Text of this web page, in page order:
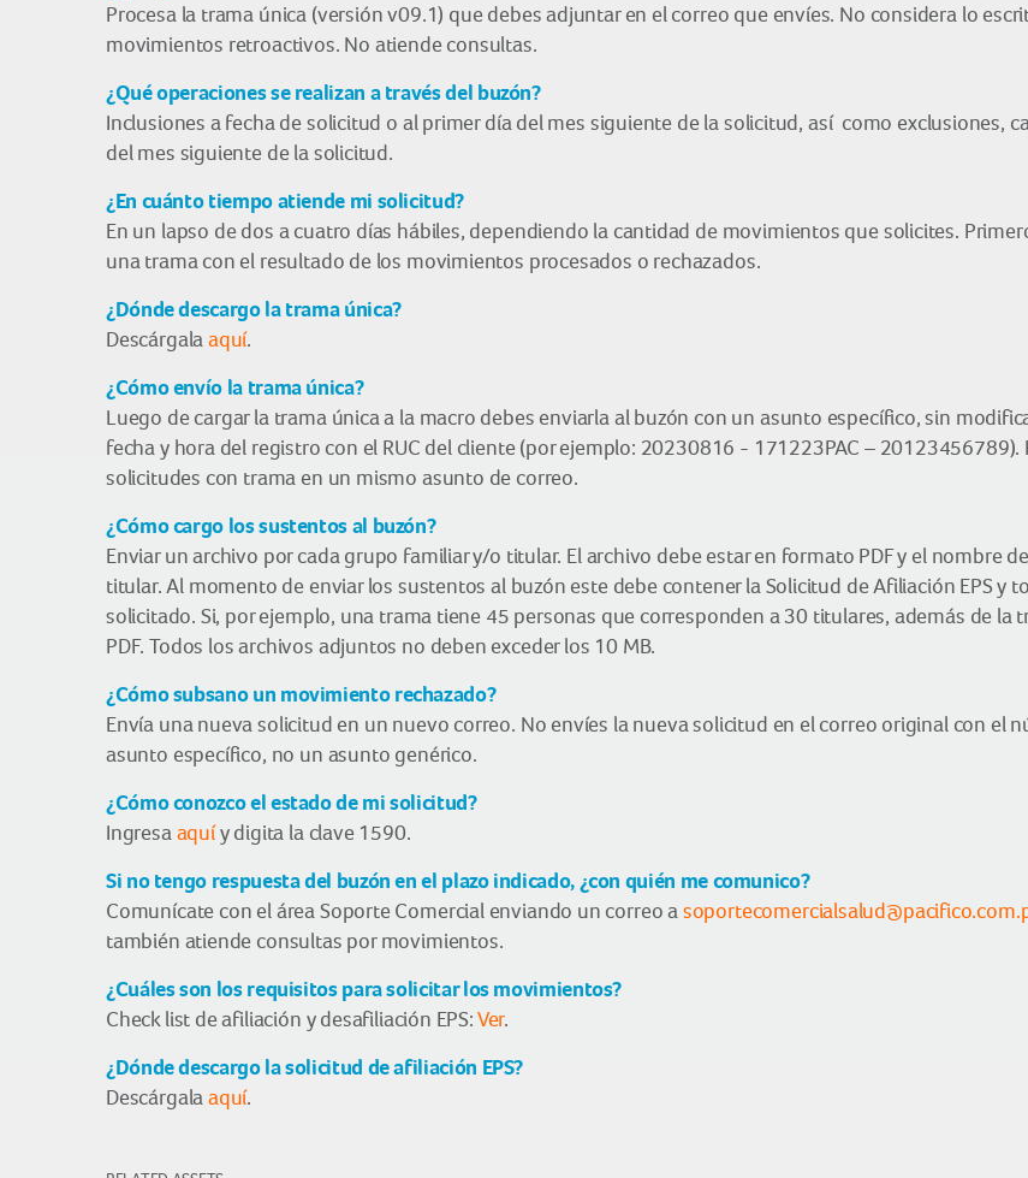
Procesa la trama única (versión v09.1) que debes adjuntar en el correo que envíes. No considera lo
movimientos retroactivos. No atiende consultas.
¿Qué operaciones se realizan a través del buzón?
Inclusiones a fecha de solicitud o al primer día del mes siguiente de la solicitud, así como exclusiones,
del mes siguiente de la solicitud.
¿En cuánto tiempo atiende mi solicitud?
En un lapso de dos a cuatro días hábiles, dependiendo la cantidad de movimientos que solicites.
una trama con el resultado de los movimientos procesados o rechazados.
¿Dónde descargo la trama única?
Descárgalaaquí.
¿Cómo envío la trama única?
Luego de cargar la trama única a la macro debes enviarla al buzón con un asunto específico, sin
fecha y hora del registro con el RUC del cliente (por ejemplo: 20230816 - 171223PAC –
solicitudes con trama en un mismo asunto de correo.
¿Cómo cargo los sustentos al buzón?
Enviar un archivo por cada grupo familiar y/o titular. El archivo debe estar en formato PDF y el nombre
titular. Al momento de enviar los sustentos al buzón este debe contener la Solicitud de Afiliación EPS
solicitado. Si, por ejemplo, una trama tiene 45 personas que corresponden a 30 titulares, además de la
PDF. Todos los archivos adjuntos no deben exceder los 10 MB.
¿Cómo subsano un movimiento rechazado?
Envía una nueva solicitud en un nuevo correo. No envíes la nueva solicitud en el correo original con el
asunto específico, no un asunto genérico.
¿Cómo conozco el estado de mi solicitud?
Ingresa aquíy digita la clave 1590.
Si no tengo respuesta del buzón en el plazo indicado, ¿con quién me comunico?
Comunícate con el área Soporte Comercial enviando un correo a
también atiende consultas por movimientos.
¿Cuáles son los requisitos para solicitar los movimientos?
Check list de afiliación y desafiliación EPS: Ver.
¿Dónde descargo la solicitud de afiliación EPS?
Descárgalaaquí.